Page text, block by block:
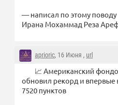
— написал по этому
Ирана Мохаммад Реза
aprioric, 16 Июня , url
📈 Американский
обновил рекорд и впервые
7520 пунктов